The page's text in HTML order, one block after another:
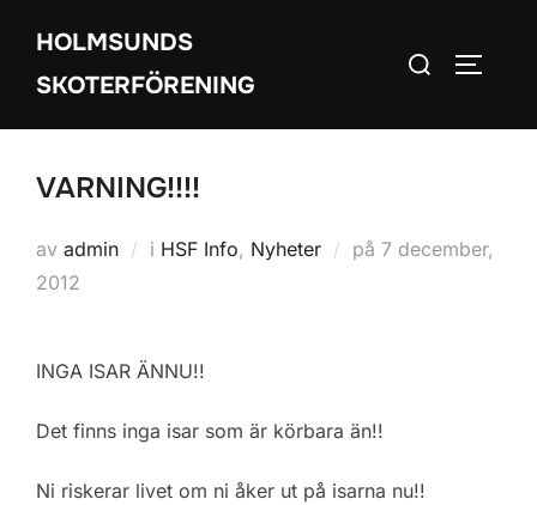
innehåll
HOLMSUNDS
SKOTERFÖRENING
Sök
VARNING!!!!
av admin i HSF Info, Nyheter på Publicerat
7 december,
2012
INGA ISAR ÄNNU!!
Det finns inga isar som är körbara än!!
Ni riskerar livet om ni åker ut på isarna nu!!